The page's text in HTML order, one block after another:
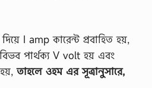
I amp কারেন্ট প্রবাহিত হয়,
বিভব পার্থক্য V volt হয় এবং
হয়,তাহলে ওহম এর সূত্রানুসারে,